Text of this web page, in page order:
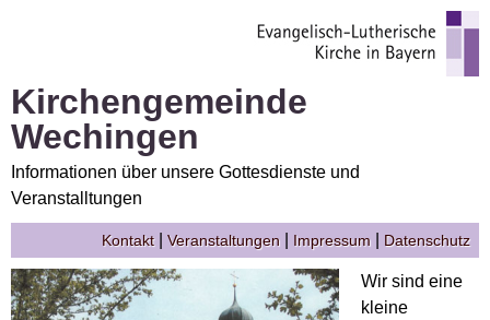
Kirchengemeinde
Wechingen
Informationen über unsere Gottesdienste und
Veranstalltungen
Kontakt| Veranstaltungen Impressum Datenschutz
Wir sind eine
kleine